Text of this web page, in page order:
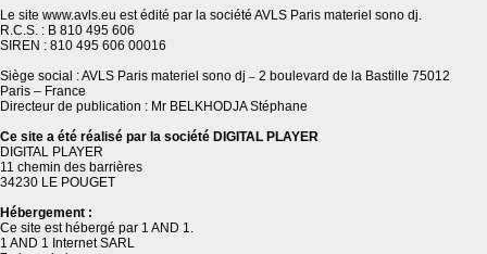
Le site www.avls.eu est édité par la société AVLS Paris materiel sono dj.
R.C.S. : B 810 495 606
SIREN : 810 495 606 00016
Siège social : AVLS Paris materiel sono dj – 2 boulevard de la Bastille 75012
Paris – France
Directeur de publication : Mr BELKHODJA Stéphane
Ce site a été réalisé par la société DIGITAL PLAYER
DIGITAL PLAYER
11 chemin des barrières
34230 LE POUGET
Hébergement :
Ce site est hébergé par 1 AND 1.
1 AND 1 Internet SARL